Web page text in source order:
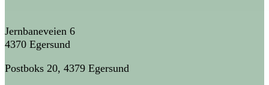
Jernbaneveien 6
4370 Egersund
Postboks 20, 4379 Egersund